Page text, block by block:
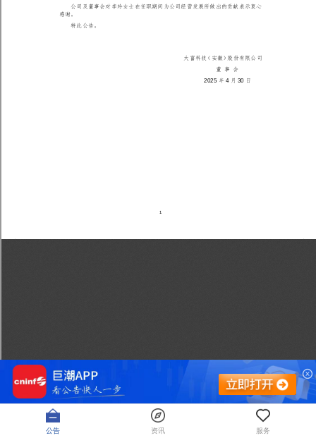
公告 资讯 服务